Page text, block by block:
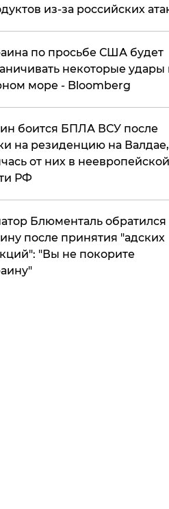
из-за российских
по просьбе США будет
некоторые удары
море - Bloomberg
боится БПЛА ВСУ после
на резиденцию на Валдае,
от них в неевропейской
РФ
Блюменталь обратился
после принятия "адских
"Вы не покорите